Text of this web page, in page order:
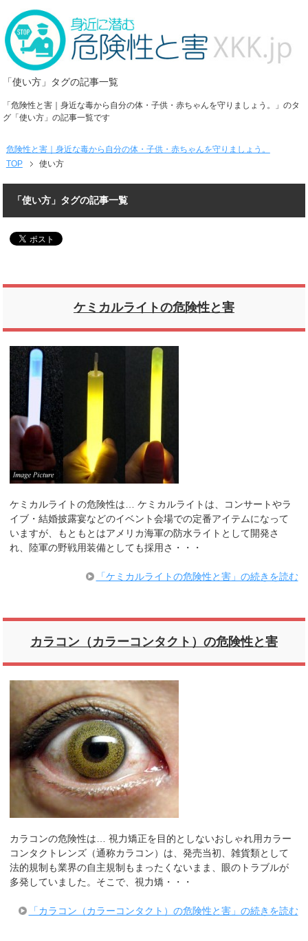
「使い方」タグの記事一覧
「危険性と害｜身近な毒から自分の体・子供・赤ちゃんを守りましょう。」のタ
グ「使い方」の記事一覧です
危険性と害｜身近な毒から自分の体・子供・赤ちゃんを守りましょう。
TOP
使い方
「使い方」タグの記事一覧
ケミカルライトの危険性と害
ケミカルライトの危険性は… ケミカルライトは、コンサートやラ
イブ・結婚披露宴などのイベント会場での定番アイテムになって
いますが、もともとはアメリカ海軍の防水ライトとして開発さ
れ、陸軍の野戦用装備としても採用さ・・・
「ケミカルライトの危険性と害」の続きを読む
カラコン（カラーコンタクト）の危険性と害
カラコンの危険性は… 視力矯正を目的としないおしゃれ用カラー
コンタクトレンズ（通称カラコン）は、発売当初、雑貨類として
法的規制も業界の自主規制もまったくないまま、眼のトラブルが
多発していました。そこで、視力矯・・・
「カラコン（カラーコンタクト）の危険性と害」の続きを読む